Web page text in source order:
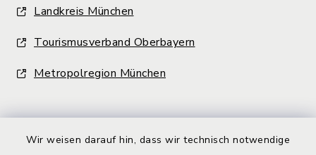
Wir weisen darauf hin, dass wir technisch notwendige
Landkreis München
Tourismusverband Oberbayern
Metropolregion München